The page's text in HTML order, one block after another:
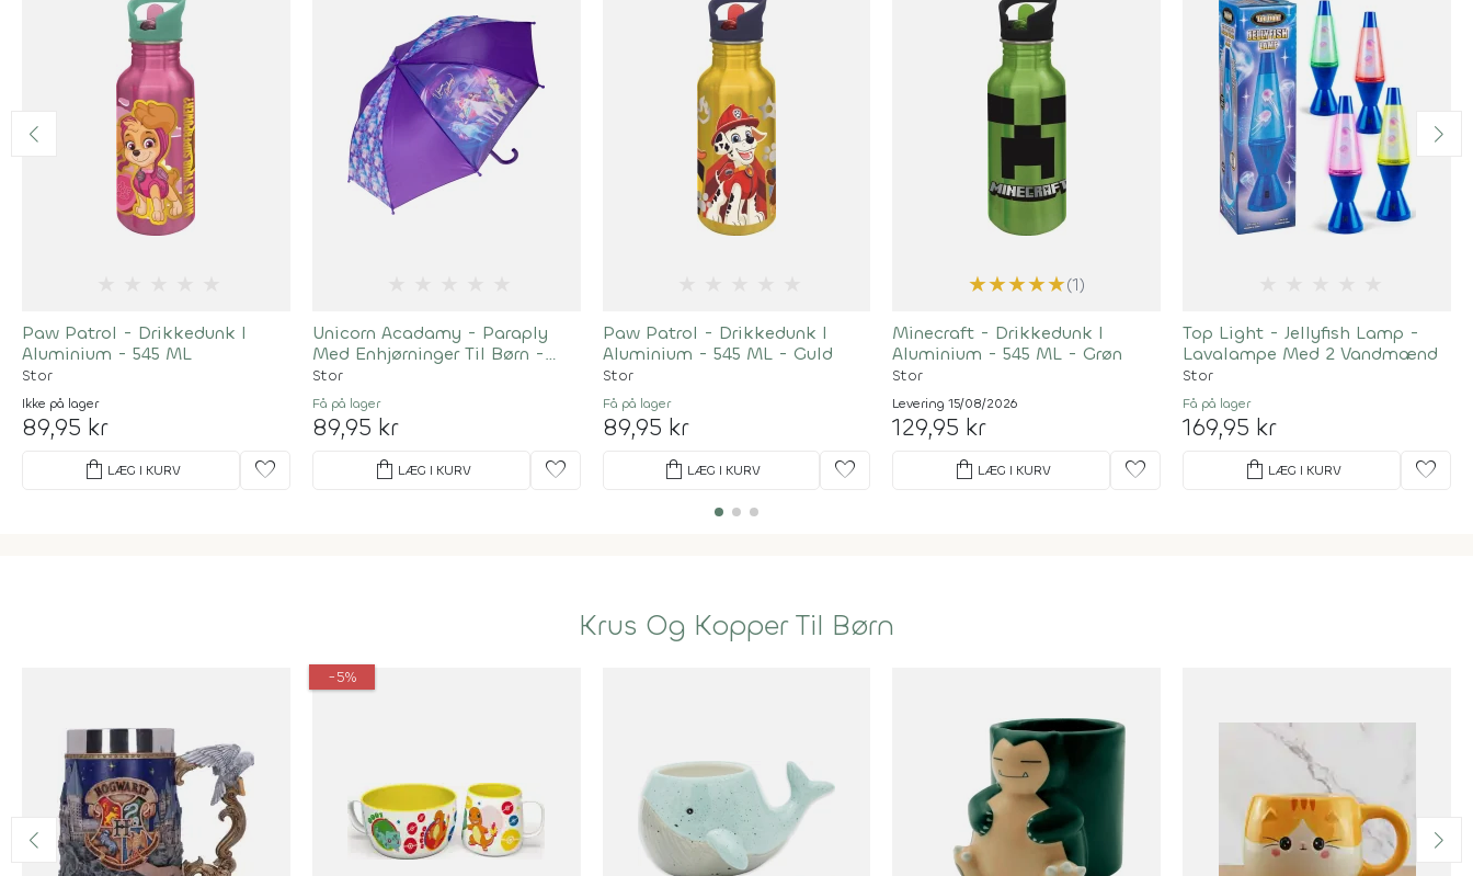
Paw Patrol - Drikkedunk I
Aluminium - 545 ML
Stor
Ikke på lager
89,95 kr
shopping_bag LÆG I KURV favorite
Unicorn Acadamy - Paraply
Med Enhjørninger Til Børn -
Lilla
Stor
Få på lager
89,95 kr
shopping_bag LÆG I KURV favorite
Paw Patrol - Drikkedunk I
Aluminium - 545 ML - Guld
Stor
Få på lager
89,95 kr
shopping_bag LÆG I KURV favorite
★★★★★(1)
Minecraft - Drikkedunk I
Aluminium - 545 ML - Grøn
Stor
Levering 15/08/2026
129,95 kr
shopping_bag LÆG I KURV favorite
Top Light - Jellyfish Lamp -
Lavalampe Med 2 Vandmænd
Stor
Få på lager
169,95 kr
shopping_bag LÆG I KURV favorite
Krus Og Kopper Til Børn
-5%